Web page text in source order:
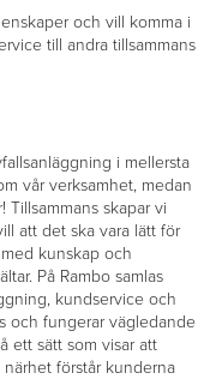
och vill komma i
till andra tillsammans
i mellersta
vår verksamhet, medan
skapar vi
att det ska vara lätt för
kunskap och
På Rambo samlas
kundservice och
och fungerar vägledande
ett sätt som visar att
förstår kunderna